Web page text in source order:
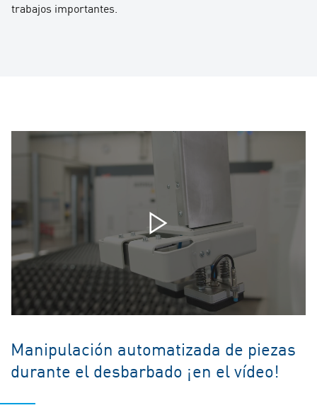
trabajos importantes.
Manipulación automatizada de piezas
durante el desbarbado ¡en el vídeo!